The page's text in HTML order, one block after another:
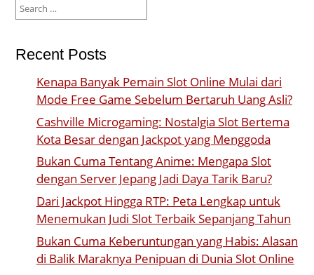
for:
Recent Posts
Kenapa Banyak Pemain Slot Online Mulai dari
Mode Free Game Sebelum Bertaruh Uang Asli?
Cashville Microgaming: Nostalgia Slot Bertema
Kota Besar dengan Jackpot yang Menggoda
Bukan Cuma Tentang Anime: Mengapa Slot
dengan Server Jepang Jadi Daya Tarik Baru?
Dari Jackpot Hingga RTP: Peta Lengkap untuk
Menemukan Judi Slot Terbaik Sepanjang Tahun
Bukan Cuma Keberuntungan yang Habis: Alasan
di Balik Maraknya Penipuan di Dunia Slot Online